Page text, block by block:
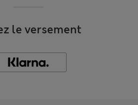
le versement